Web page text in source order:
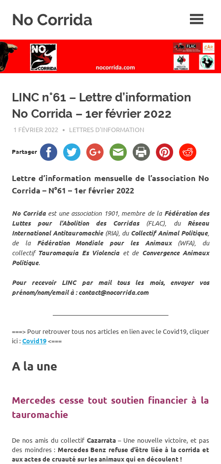
No Corrida
de
la
corrida
LINC n°61 – Lettre d’information
No Corrida – 1er février 2022
1 FÉVRIER 2022 ROGER LAHANA
LETTRES D'INFORMATION
Partager
Lettre d’information mensuelle de l’association No
Corrida – N°61 – 1er février 2022
No Corridaest une association 1901, membre de la Fédération des
Luttes pour l’Abolition des Corridas(FLAC), du Réseau
International Antitauromachie(RIA), du Collectif Animal Politique,
de la
Fédération Mondiale pour les Animaux(WFA), du
collectifTauromaquia Es Violencia et deConvergence Animaux
Politique.
Pour recevoir LINC par mail tous les mois, envoyer vos
prénom/nom/email à : contact@nocorrida.com
===> Pour retrouver tous nos articles en lien avec le Covid19, cliquer
ici :Covid19<===
A la une
Mercedes cesse tout soutien financier à la
tauromachie
De nos amis du collectif Cazarrata– Une nouvelle victoire, et pas
des moindres : Mercedes Benz refuse d’être liée à la corrida et
aux actes de cruauté sur les animaux qui en découlent !